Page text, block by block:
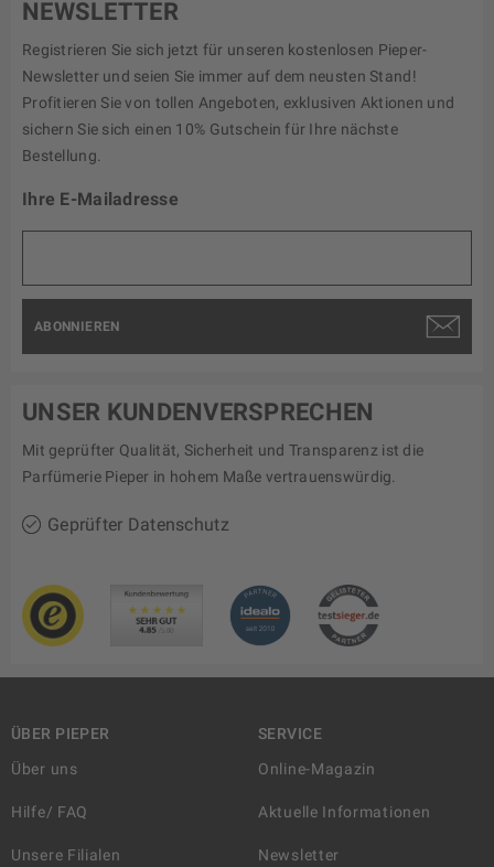
NEWSLETTER
Registrieren Sie sich jetzt für unseren kostenlosen Pieper-
Newsletter und seien Sie immer auf dem neusten Stand!
Profitieren Sie von tollen Angeboten, exklusiven Aktionen und
sichern Sie sich einen 10% Gutschein für Ihre nächste
Bestellung.
Ihre E-Mailadresse
ABONNIEREN
UNSER KUNDENVERSPRECHEN
Mit geprüfter Qualität, Sicherheit und Transparenz ist die
Parfümerie Pieper in hohem Maße vertrauenswürdig.
Geprüfter Datenschutz
ÜBER PIEPER
Über uns
Hilfe/ FAQ
Unsere Filialen
SERVICE
Online-Magazin
Aktuelle Informationen
Newsletter